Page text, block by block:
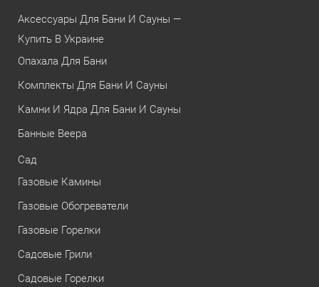
Аксессуары Для Бани И Сауны —
Купить В Украине
Опахала Для Бани
Комплекты Для Бани И Сауны
Камни И Ядра Для Бани И Сауны
Банные Веера
Сад
Газовые Камины
Газовые Обогреватели
Газовые Горелки
Садовые Грили
Садовые Горелки